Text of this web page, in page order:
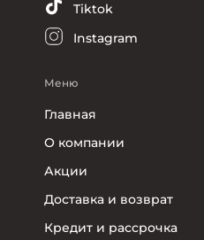
Tiktok
Instagram
Меню
Главная
О компании
Акции
Доставка и возврат
Кредит и рассрочка